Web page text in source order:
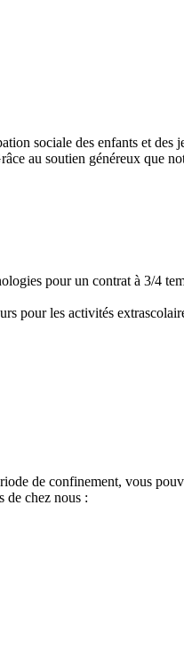
sociale des enfants et
au soutien généreux que
pour un contrat à 3/4
pour les activités
de confinement, vous
de chez nous :